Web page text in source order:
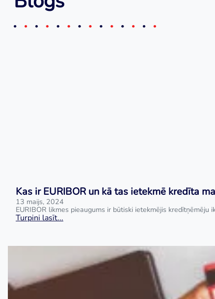
Kas ir EURIBOR un kā tas ietekmē kredīta
13 maijs, 2024
EURIBOR likmes pieaugums ir būtiski ietekmējis
Turpini lasīt...